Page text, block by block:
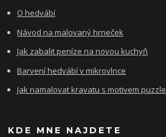
O hedvábí
Návod na malovaný hrneček
Jak zabalit peníze na novou kuchyň
Barvení hedvábí v mikrovlnce
Jak namalovat kravatu s motivem puzzle
KDE MNE NAJDETE